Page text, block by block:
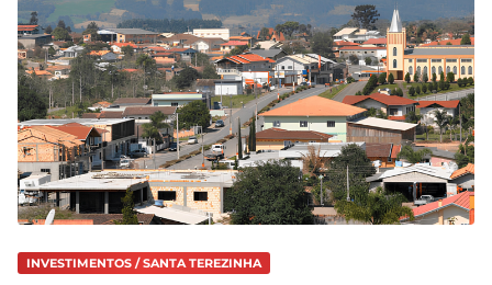
INVESTIMENTOS / SANTA TEREZINHA